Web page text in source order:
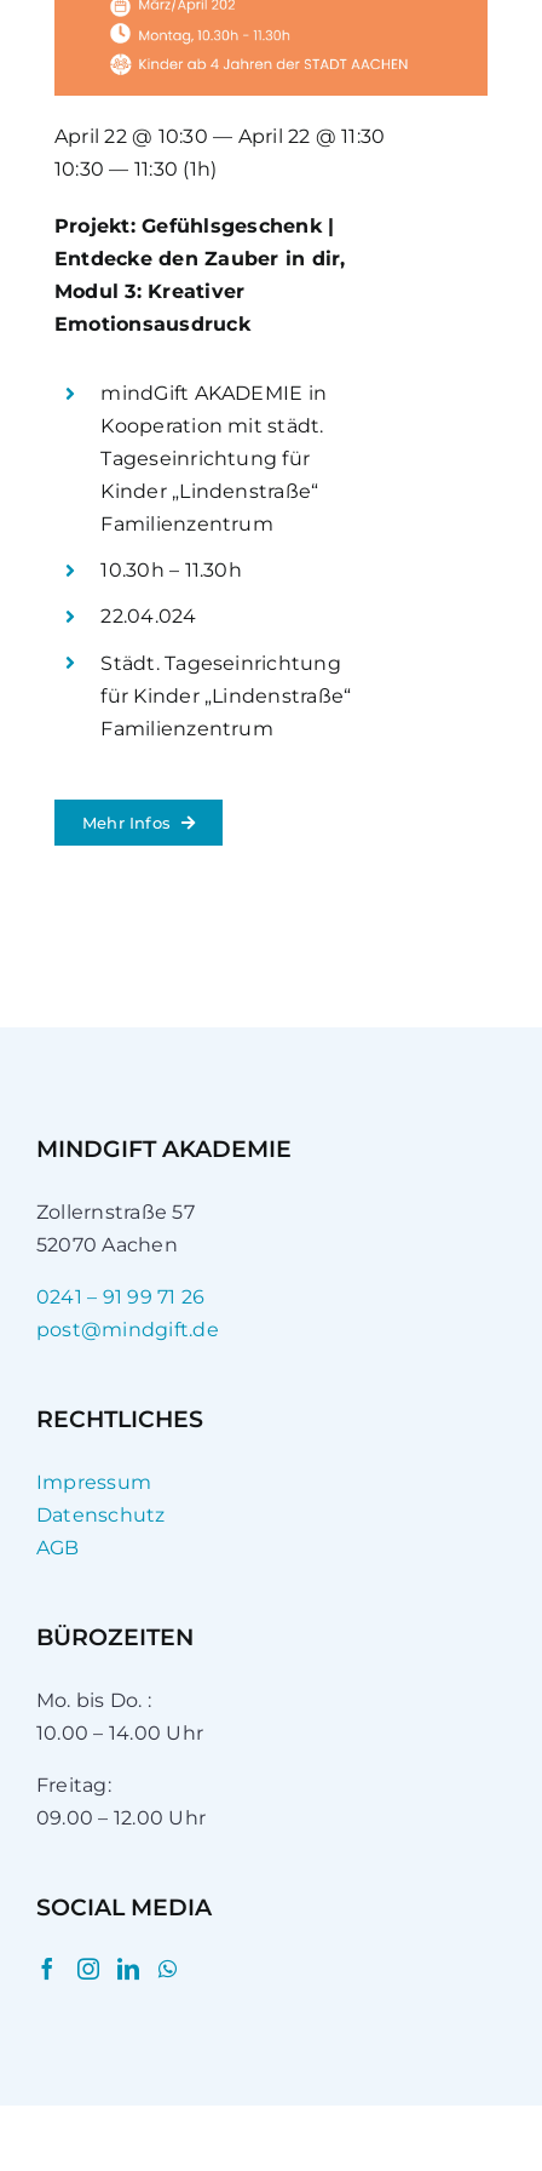
Projekt: Gefühlsgeschenk |
Entdecke den Zauber in dir,
Modul 3: Kreativer
Emotionsausdruck
mindGift AKADEMIE in
Kooperation mit städt.
Tageseinrichtung für
Kinder „Lindenstraße“
Familienzentrum
10.30h – 11.30h
22.04.024
Städt. Tageseinrichtung
für Kinder „Lindenstraße“
Familienzentrum
Mehr Infos
April 22 @ 10:30 — April 22 @ 11:30
10:30 — 11:30 (1h)
MINDGIFT AKADEMIE
Zollernstraße 57
52070 Aachen
0241 – 91 99 71 26
post@mindgift.de
RECHTLICHES
Impressum
Datenschutz
AGB
BÜROZEITEN
Mo. bis Do. :
10.00 – 14.00 Uhr
Freitag:
09.00 – 12.00 Uhr
SOCIAL MEDIA